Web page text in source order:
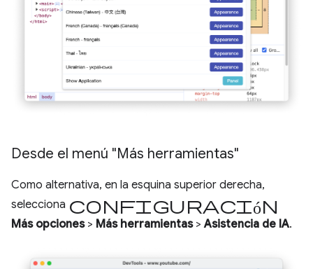
Desde el menú "Más herramientas"
Como alternativa, en la esquina superior derecha,
selecciona configuración
Más opciones> Más herramientas>Asistencia de IA.